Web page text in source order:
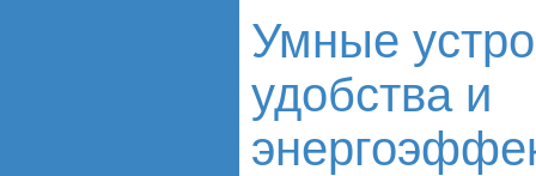
Умные
удобства и